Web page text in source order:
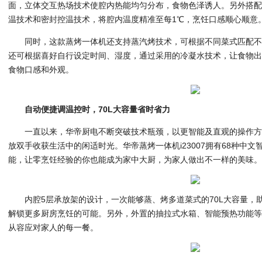
面，立体交互热场技术使腔内热能均匀分布，食物色泽诱人。另外搭
温技术和密封控温技术，将腔内温度精准至每1℃，烹饪口感顺心顺意
同时，这款蒸烤一体机还支持蒸汽烤技术，可根据不同菜式匹配
还可根据喜好自行设定时间、湿度，通过采用的冷凝水技术，让食物
食物口感和外观。
自动便捷调温控时，70L大容量省时省力
一直以来，华帝厨电不断突破技术瓶颈，以更智能及直观的操作
放双手收获生活中的闲适时光。华帝蒸烤一体机i23007拥有68种中文
能，让零烹饪经验的你也能成为家中大厨，为家人做出不一样的美味。
内腔5层承放架的设计，一次能够蒸、烤多道菜式的70L大容量，
解锁更多厨房烹饪的可能。另外，外置的抽拉式水箱、智能预热功能
从容应对家人的每一餐。